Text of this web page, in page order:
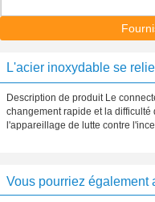
L'acier inoxydable se
Description de produit Le
changement rapide et la
l'appareillage de lutte contre
Vous pourriez également